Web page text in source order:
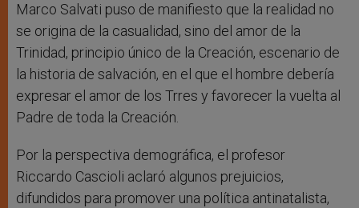
Marco Salvati puso de manifiesto que la realidad no
se origina de la casualidad, sino del amor de la
Trinidad, principio único de la Creación, escenario de
la historia de salvación, en el que el hombre debería
expresar el amor de los Trres y favorecer la vuelta al
Padre de toda la Creación.
Por la perspectiva demográfica, el profesor
Riccardo Cascioli aclaró algunos prejuicios,
difundidos para promover una política antinatalista,